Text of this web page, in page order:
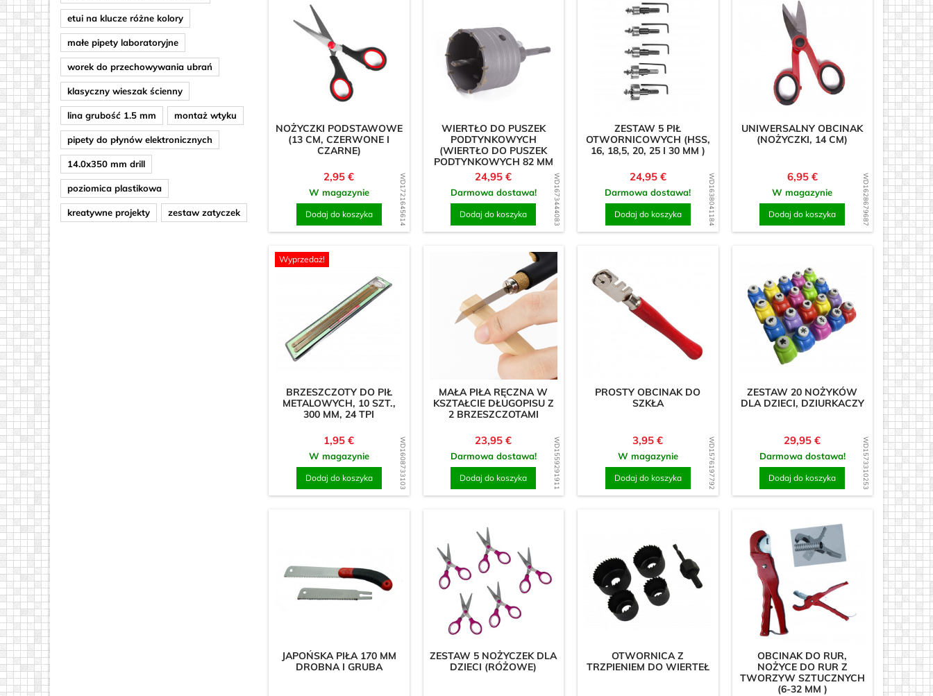
etui na klucze różne kolory
małe pipety laboratoryjne
worek do przechowywania ubrań
klasyczny wieszak ścienny
lina grubość 1.5 mm montaż wtyku
pipety do płynów elektronicznych
14.0x350 mm drill
poziomica plastikowa
kreatywne projekty zestaw zatyczek WD1721645614
NOŻYCZKI PODSTAWOWE
(13 CM, CZERWONE I
CZARNE)
Cena
2,95 €
W magazynie
Dodaj do koszyka WD1673444083
WIERTŁO DO PUSZEK
PODTYNKOWYCH
(WIERTŁO DO PUSZEK
PODTYNKOWYCH 82 MM
), SDS PLUS
Cena
24,95 €
Darmowa dostawa!
Dodaj do koszyka WD1638041184
ZESTAW 5 PIŁ
OTWORNICOWYCH (HSS,
16, 18,5, 20, 25 I 30 MM )
Cena
24,95 €
Darmowa dostawa!
Dodaj do koszyka WD1628679687
UNIWERSALNY OBCINAK
(NOŻYCZKI, 14 CM)
Cena
6,95 €
W magazynie
Dodaj do koszyka
WD1608733103
Wyprzedaż!
BRZESZCZOTY DO PIŁ
METALOWYCH, 10 SZT.,
300 MM, 24 TPI
Cena
1,95 €
W magazynie
Dodaj do koszyka WD1559291911
MAŁA PIŁA RĘCZNA W
KSZTAŁCIE DŁUGOPISU Z
2 BRZESZCZOTAMI
Cena
23,95 €
Darmowa dostawa!
Dodaj do koszyka WD1576197792
PROSTY OBCINAK DO
SZKŁA
Cena
3,95 €
W magazynie
Dodaj do koszyka WD1573310253
ZESTAW 20 NOŻYKÓW
DLA DZIECI, DZIURKACZY
Cena
29,95 €
Darmowa dostawa!
Dodaj do koszyka
JAPOŃSKA PIŁA 170 MM
DROBNA I GRUBA
ZESTAW 5 NOŻYCZEK DLA
DZIECI (RÓŻOWE)
OTWORNICA Z
TRZPIENIEM DO WIERTEŁ
OBCINAK DO RUR,
NOŻYCE DO RUR Z
TWORZYW SZTUCZNYCH
(6-32 MM )